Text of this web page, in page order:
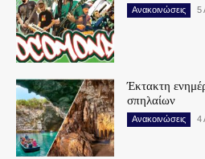
Ανακοινώσεις 5
Έκτακτη
σπηλαίων
Ανακοινώσεις 4